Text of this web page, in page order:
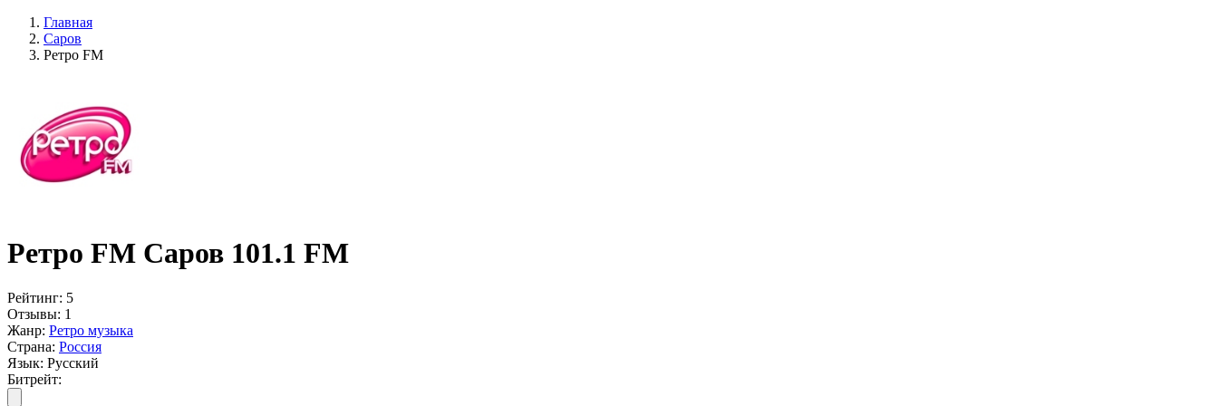
Главная
Саров
Ретро FM
Ретро FM Саров 101.1 FM
Рейтинг: 5
Отзывы: 1
Жанр: Ретро музыка
Страна: Россия
Язык: Русский
Битрейт: